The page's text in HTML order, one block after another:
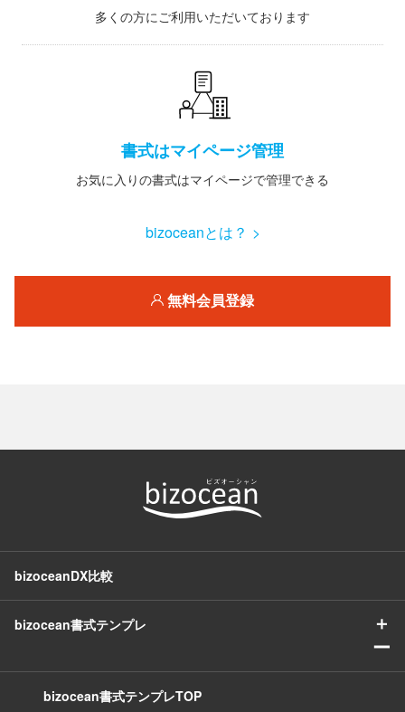
多くの方にご利用いただいております
書式はマイページ管理
お気に入りの書式はマイページで管理できる
bizoceanとは？ >
無料会員登録
bizoceanDX比較
bizocean書式テンプレ
＋
ー
bizocean書式テンプレTOP